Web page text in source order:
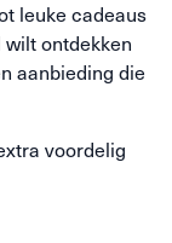
leuke cadeaus
ontdekken
aanbieding die
voordelig